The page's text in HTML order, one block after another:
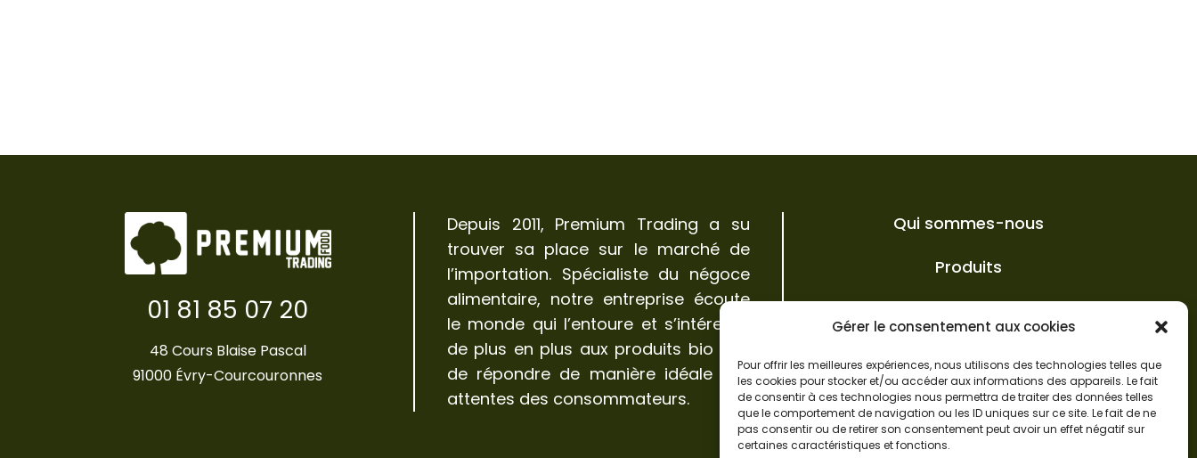
Gérer le consentement aux cookies
Pour offrir les meilleures expériences, nous utilisons des technologies telles que
les cookies pour stocker et/ou accéder aux informations des appareils. Le fait
de consentir à ces technologies nous permettra de traiter des données telles
que le comportement de navigation ou les ID uniques sur ce site. Le fait de ne
pas consentir ou de retirer son consentement peut avoir un effet négatif sur
certaines caractéristiques et fonctions.
01 81 85 07 20
48 Cours Blaise Pascal
91000 Évry-Courcouronnes
Depuis 2011, Premium Trading a su
trouver sa place sur le marché de
l’importation. Spécialiste du négoce
alimentaire, notre entreprise écoute
le monde qui l’entoure et s’intéresse
de plus en plus aux produits bio afin
de répondre de manière idéale aux
attentes des consommateurs.
Qui sommes-nous
Produits